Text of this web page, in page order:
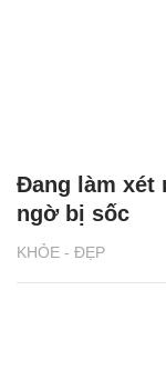
KHỎE - ĐẸP
Đang làm xét
ngờ bị sốc